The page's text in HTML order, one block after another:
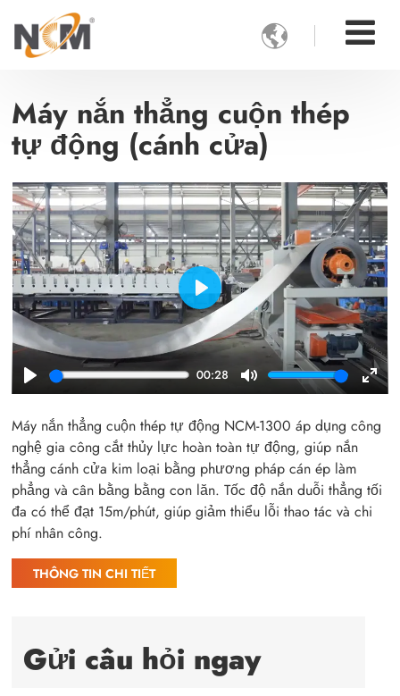

Máy nắn thẳng cuộn thép
tự động (cánh cửa)
Play
00:28
Mute
Play
Máy nắn thẳng cuộn thép tự động NCM-1300 áp dụng công
nghệ gia công cắt thủy lực hoàn toàn tự động, giúp nắn
thẳng cánh cửa kim loại bằng phương pháp cán ép làm
phẳng và cân bằng bằng con lăn. Tốc độ nắn duỗi thẳng tối
đa có thể đạt 15m/phút, giúp giảm thiểu lỗi thao tác và chi
phí nhân công.
THÔNG TIN CHI TIẾT
Gửi câu hỏi ngay